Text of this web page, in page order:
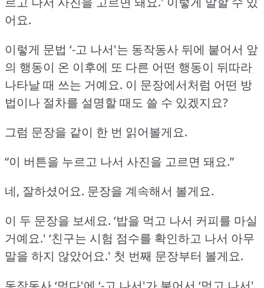
어요.
이렇게 문법 ‘-고 나서'는 동작동사 뒤에 붙어서 앞
의 행동이 온 이후에 또 다른 어떤 행동이 뒤따라
나타날 때 쓰는 거예요. 이 문장에서처럼 어떤 방
법이나 절차를 설명할 때도 쓸 수 있겠지요?
그럼 문장을 같이 한 번 읽어볼게요.
“이 버튼을 누르고 나서 사진을 고르면 돼요.”
네, 잘하셨어요. 문장을 계속해서 볼게요.
이 두 문장을 보세요. ‘밥을 먹고 나서 커피를 마실
거예요.' ‘친구는 시험 점수를 확인하고 나서 아무
말을 하지 않았어요.' 첫 번째 문장부터 볼게요.